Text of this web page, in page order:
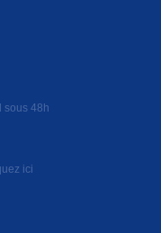
sous 48h
ici